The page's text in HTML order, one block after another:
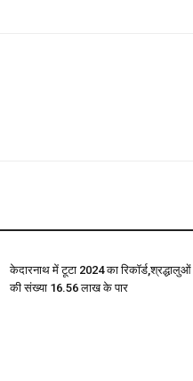
केदारनाथ में टूटा 2024 का रिकॉर्ड,श्रद्धालुओं
की संख्या 16.56 लाख के पार